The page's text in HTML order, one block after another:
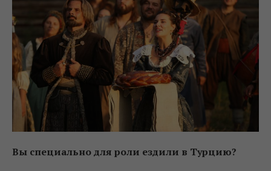
Вы специально для роли ездили в Турцию?